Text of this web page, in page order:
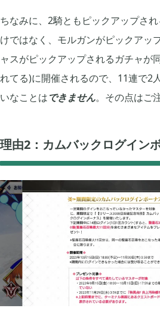
ちなみに、2騎ともピックアップさ
けではなく、モルガンがピックアッ
ャスがピックアップされるガチャが
れてる)に開催されるので、11連で2
いなことはできません。その点はご
理由2：カムバックログイン
ニュース
まとめ
Archive
2026年04月
2026年03月
2025年12月